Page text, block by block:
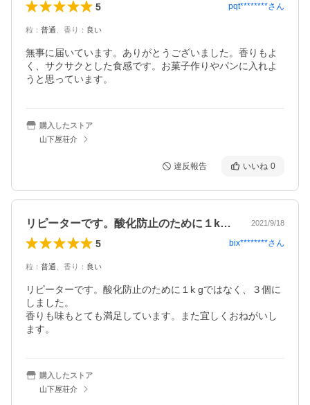
5 pqt********さん
粒 ： 普通 香り ： 良い
無事に届いています。ありがとうございました。香りもよ
く、サクサクとした食感です。お菓子作りやパンに入れよ
うと思っています。
購入したストア
山下屋荘介
違反報告 いいね 0
リピーターです。酸化防止のために１kg… 2021/9/18
5 bix********さん
粒 ： 普通 香り ： 良い
リピーターです。酸化防止のために１k gではなく、３個に
しました。
香りも味もとても満足しています。また宜しくおねがいし
ます。
購入したストア
山下屋荘介